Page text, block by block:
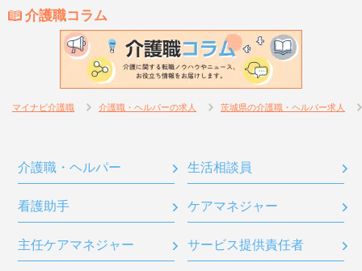
介護職コラム
マイナビ介護職 介護職・ヘルパーの求人 茨城県の介護職・ヘルパー求人
介護職・ヘルパー 生活相談員
看護助手 ケアマネジャー
主任ケアマネジャー サービス提供責任者